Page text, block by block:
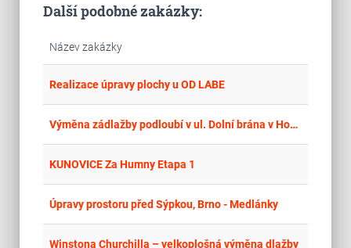
Další podobné zakázky:
Název zakázky
Realizace úpravy plochy u OD LABE
Výměna zádlažby podloubí v ul. Dolní brána v Hostinném
KUNOVICE Za Humny Etapa 1
Úpravy prostoru před Sýpkou, Brno - Medlánky
Winstona Churchilla – velkoplošná výměna dlažby